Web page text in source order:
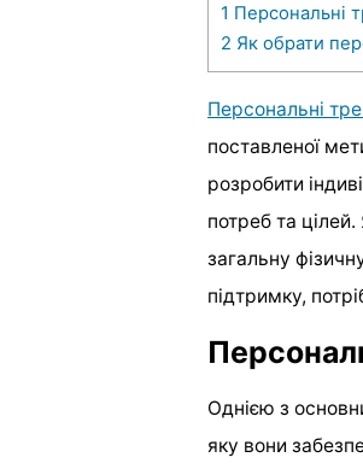
1 Персональні
2 Як обрати
Персональні
поставленої
розробити
потреб та
загальну
підтримку,
Однією з
яку вони